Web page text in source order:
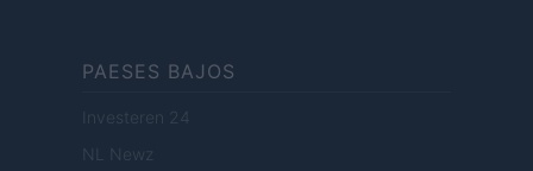
PAESES BAJOS
Investeren 24
NL Newz